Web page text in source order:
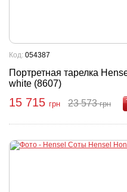
Портретная тарелка
white (8607)
Код: 054387
15 715 грн 23 573грн